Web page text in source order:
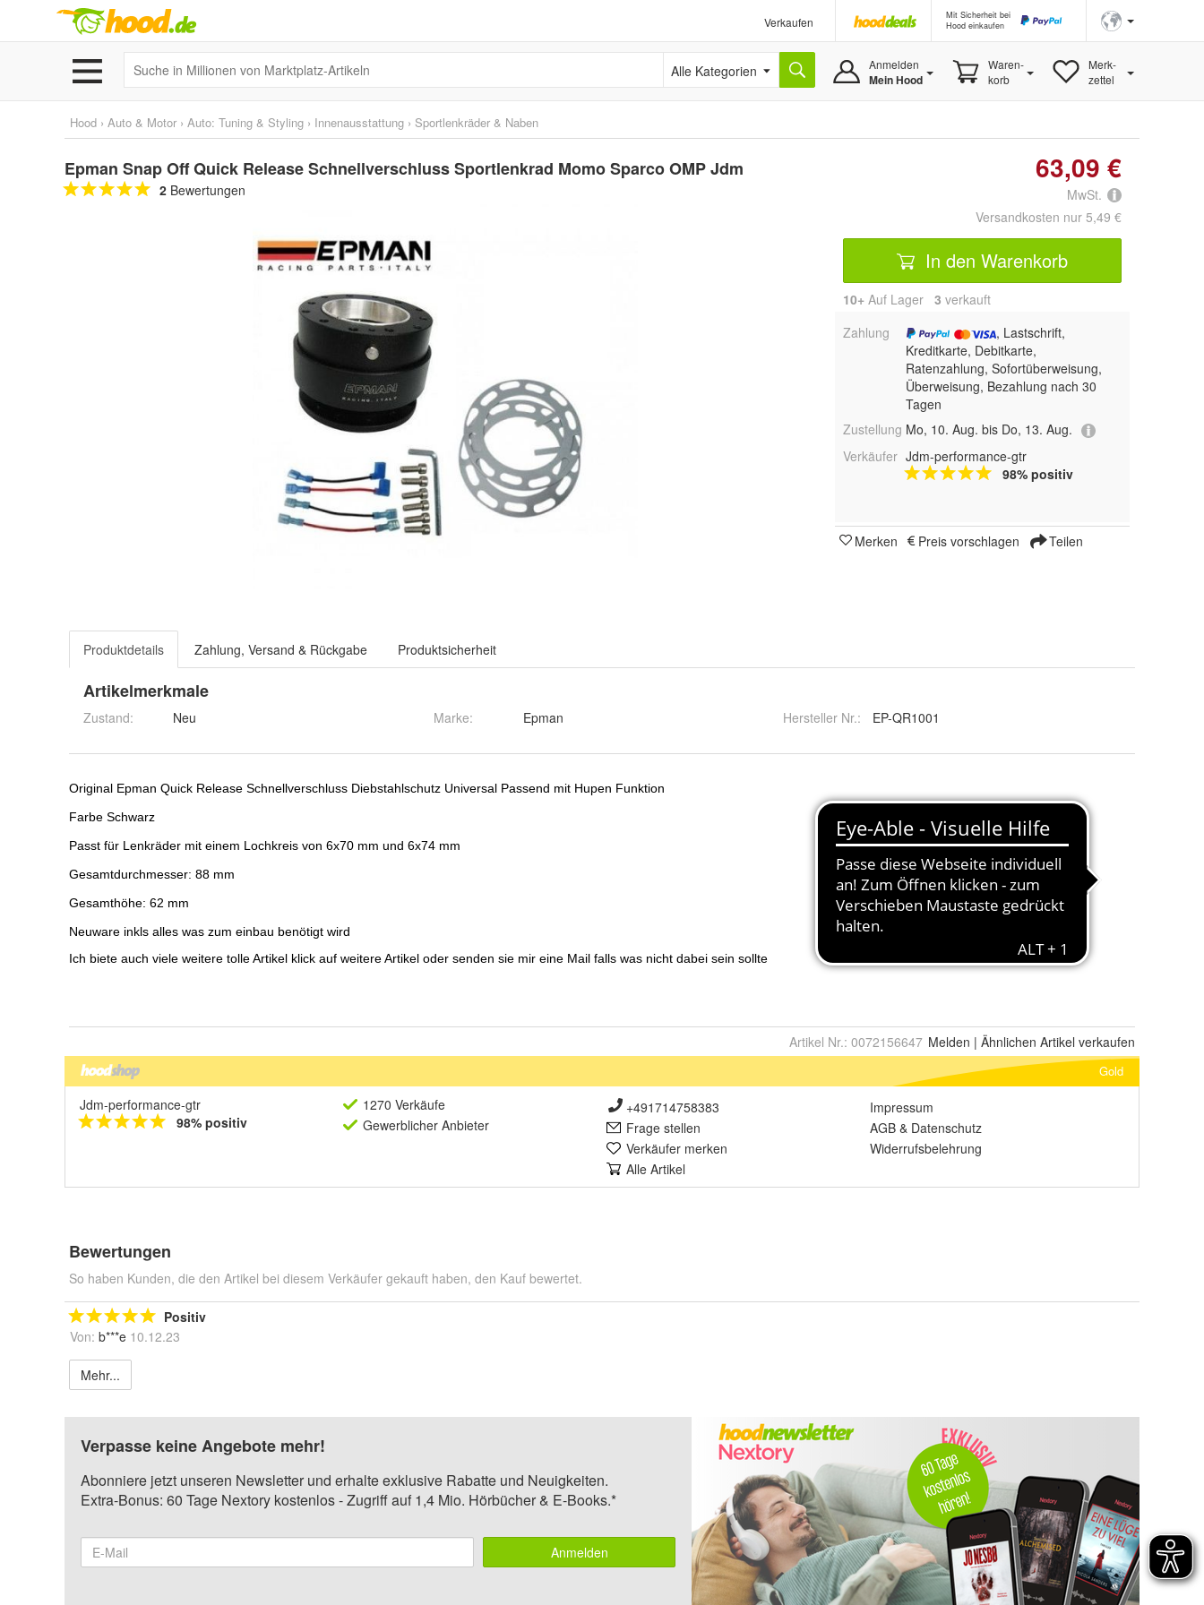
Verkaufen
Mit Sicherheit bei
Hood einkaufen
Alle Kategorien Anmelden
Mein Hood
Waren-
korb
Merk-
zettel
Hood › Auto & Motor › Auto: Tuning & Styling › Innenausstattung › Sportlenkräder & Naben
Epman Snap Off Quick Release Schnellverschluss Sportlenkrad Momo Sparco OMP Jdm
2 Bewertungen
63,09 €
MwSt.
Versandkosten nur 5,49 €
In den Warenkorb
10+ Auf Lager 3 verkauft
Zahlung
, Lastschrift,
Kreditkarte, Debitkarte,
Ratenzahlung, Sofortüberweisung,
Überweisung, Bezahlung nach 30
Tagen
Zustellung Mo, 10. Aug. bis Do, 13. Aug.
Verkäufer Jdm-performance-gtr
98% positiv
Merken Preis vorschlagen Teilen
Produktdetails Zahlung, Versand & Rückgabe Produktsicherheit
Artikelmerkmale
Zustand: Neu Marke: Epman Hersteller Nr.: EP-QR1001
Artikel Nr.: 0072156647 Melden | Ähnlichen Artikel verkaufen
Gold
Jdm-performance-gtr
98% positiv
1270 Verkäufe
Gewerblicher Anbieter
+491714758383
Frage stellen
Verkäufer merken
Alle Artikel
Impressum
AGB & Datenschutz
Widerrufsbelehrung
Bewertungen
So haben Kunden, die den Artikel bei diesem Verkäufer gekauft haben, den Kauf bewertet.
Positiv
Von: b***e 10.12.23
Mehr...
Verpasse keine Angebote mehr!
Abonniere jetzt unseren Newsletter und erhalte exklusive Rabatte und Neuigkeiten.
Extra-Bonus: 60 Tage Nextory kostenlos - Zugriff auf 1,4 Mio. Hörbücher & E-Books.*
Anmelden